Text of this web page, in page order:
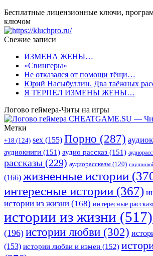
Бесплатные лицензионные ключи,
ключом
Свежие записи
ИЗМЕНА ЖЕНЫ…
«Свингеры»
Не отказался от помощи тёщи…
Юрий Насыбуллин. Два таёжных
Я ТЕРПЕЛ ИЗМЕНЫ ЖЕНЫ…
Логово геймера-Читы на игры
Метки
+18 (124) sex (155) Порно (287)
аудиокниги (151) аудио рассказ (151)
рассказы (229) аудиорассказы (120)
(166) жизненные истории
интересные истории (367)
истории из жизни (168) интересные
истории из жизни (517)
(196) истории любви (302)
(153) истории любви и измен (152)